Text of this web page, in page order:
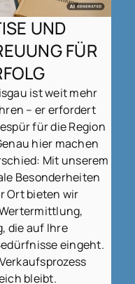
UND
FÜR
ist weit mehr
– er erfordert
für die Region
hier machen
Mit unserem
Besonderheiten
Ort bieten wir
die auf Ihre
eingeht.
bleibt.